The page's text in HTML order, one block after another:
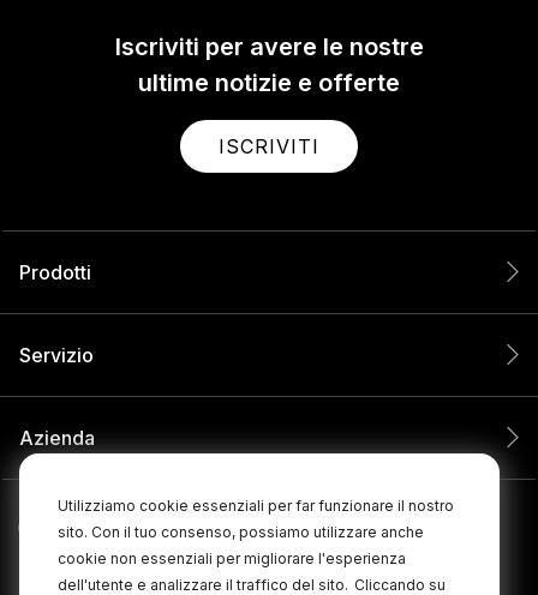
Utilizziamo cookie essenziali per far funzionare il nostro
sito. Con il tuo consenso, possiamo utilizzare anche
cookie non essenziali per migliorare l'esperienza
dell'utente e analizzare il traffico del sito. Cliccando su
Iscriviti per avere le nostre
ultime notizie e offerte
ISCRIVITI
Prodotti
Servizio
Azienda